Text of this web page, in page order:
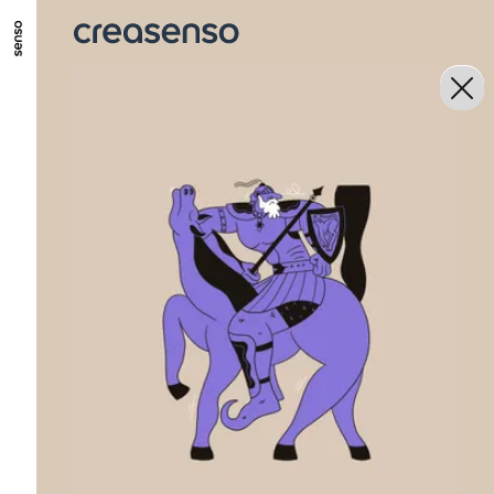
ALLER AU CONTENU PRINCIPAL